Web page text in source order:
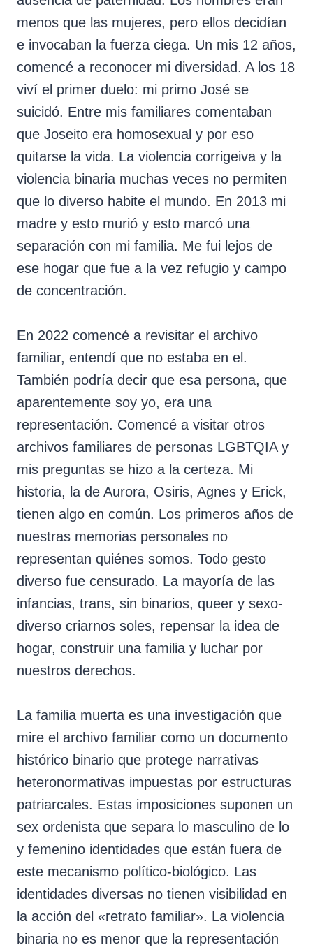
menos que las mujeres, pero ellos decidían
e invocaban la fuerza ciega. Un mis 12 años,
comencé a reconocer mi diversidad. A los 18
viví el primer duelo: mi primo José se
suicidó. Entre mis familiares comentaban
que Joseito era homosexual y por eso
quitarse la vida. La violencia corrigeiva y la
violencia binaria muchas veces no permiten
que lo diverso habite el mundo. En 2013 mi
madre y esto murió y esto marcó una
separación con mi familia. Me fui lejos de
ese hogar que fue a la vez refugio y campo
de concentración.
En 2022 comencé a revisitar el archivo
familiar, entendí que no estaba en el.
También podría decir que esa persona, que
aparentemente soy yo, era una
representación. Comencé a visitar otros
archivos familiares de personas LGBTQIA y
mis preguntas se hizo a la certeza. Mi
historia, la de Aurora, Osiris, Agnes y Erick,
tienen algo en común. Los primeros años de
nuestras memorias personales no
representan quiénes somos. Todo gesto
diverso fue censurado. La mayoría de las
infancias, trans, sin binarios, queer y sexo-
diverso criarnos soles, repensar la idea de
hogar, construir una familia y luchar por
nuestros derechos.
La familia muerta es una investigación que
mire el archivo familiar como un documento
histórico binario que protege narrativas
heteronormativas impuestas por estructuras
patriarcales. Estas imposiciones suponen un
sex ordenista que separa lo masculino de lo
y femenino identidades que están fuera de
este mecanismo político-biológico. Las
identidades diversas no tienen visibilidad en
la acción del «retrato familiar». La violencia
binaria no es menor que la representación